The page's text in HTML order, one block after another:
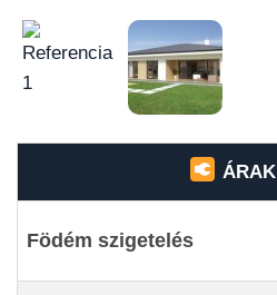
ÁRAK
Födém szigetelés